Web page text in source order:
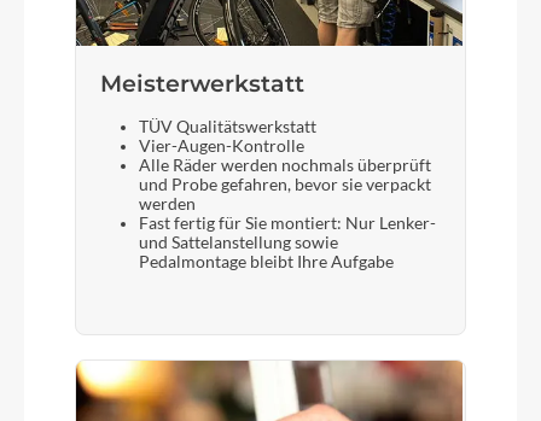
Meisterwerkstatt
TÜV Qualitätswerkstatt
Vier-Augen-Kontrolle
Alle Räder werden nochmals überprüft
und Probe gefahren, bevor sie verpackt
werden
Fast fertig für Sie montiert: Nur Lenker-
und Sattelanstellung sowie
Pedalmontage bleibt Ihre Aufgabe